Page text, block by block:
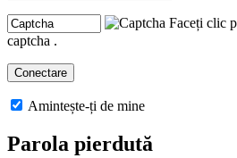
Faceți clic
captcha .
Amintește-ți de mine
Parola pierdută